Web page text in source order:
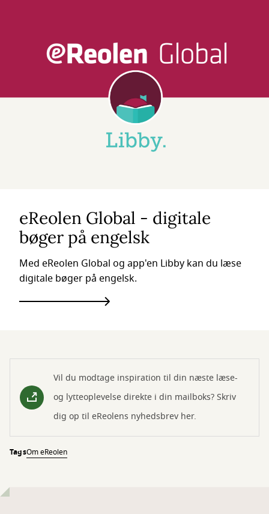
eReolen Global - digitale
bøger på engelsk
Med eReolen Global og app'en Libby kan du læse
digitale bøger på engelsk.
Vil du modtage inspiration til din næste læse-
og lytteoplevelse direkte i din mailboks? Skriv
dig op til eReolens nyhedsbrev her.
TagsOm eReolen